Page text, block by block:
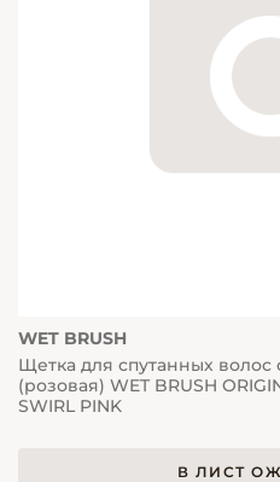
WET BRUSH
Щетка для спутанных
(розовая) WET BRUSH
SWIRL PINK
В ЛИСТ